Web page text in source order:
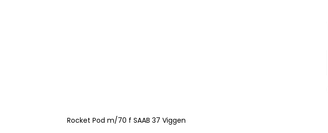
Rocket Pod m/70 f SAAB 37 Viggen